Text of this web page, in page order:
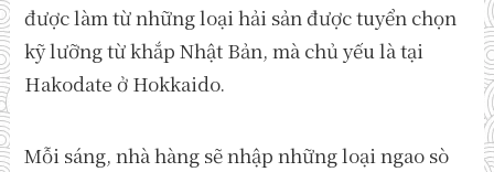
được làm từ những loại hải sản được tuyển chọn
kỹ lưỡng từ khắp Nhật Bản, mà chủ yếu là tại
Hakodate ở Hokkaido.
Mỗi sáng, nhà hàng sẽ nhập những loại ngao sò